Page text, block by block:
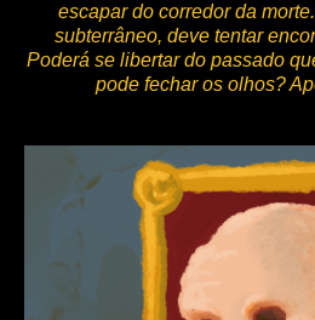
escapar do corredor da
subterrâneo, deve tentar
Poderá se libertar do passado
pode fechar os olhos?